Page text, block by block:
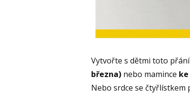
Vytvořte s dětmi toto
března) nebo mamince
Nebo srdce se